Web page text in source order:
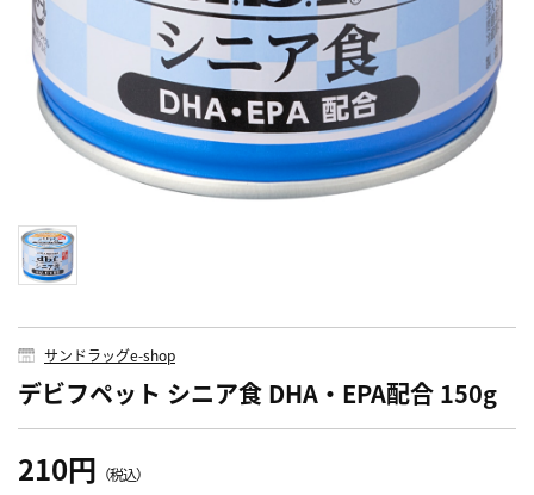
サンドラッグe-shop
デビフペット シニア食 DHA・EPA配合 150g
210円 （税込）